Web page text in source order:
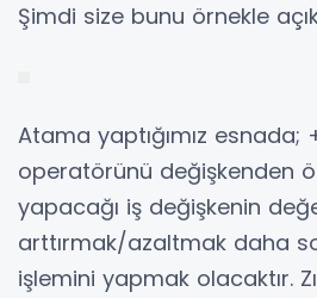
Şimdi size bunu örnekle
Atama yaptığımız
operatörünü değişkenden
yapacağı iş değişkenin
arttırmak/azaltmak daha
işlemini yapmak olacaktır.